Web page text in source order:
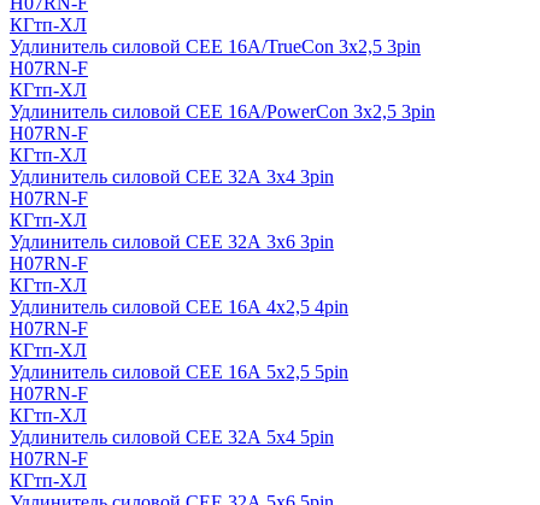
КГтп-ХЛ
Удлинитель силовой CEE 16A/TrueCon 3х2,5 3pin
H07RN-F
КГтп-ХЛ
Удлинитель силовой CEE 16A/PowerCon 3х2,5 3pin
H07RN-F
КГтп-ХЛ
Удлинитель силовой CEE 32А 3х4 3pin
H07RN-F
КГтп-ХЛ
Удлинитель силовой CEE 32А 3х6 3pin
H07RN-F
КГтп-ХЛ
Удлинитель силовой CEE 16А 4х2,5 4pin
H07RN-F
КГтп-ХЛ
Удлинитель силовой CEE 16А 5x2,5 5pin
H07RN-F
КГтп-ХЛ
Удлинитель силовой CEE 32А 5x4 5pin
H07RN-F
КГтп-ХЛ